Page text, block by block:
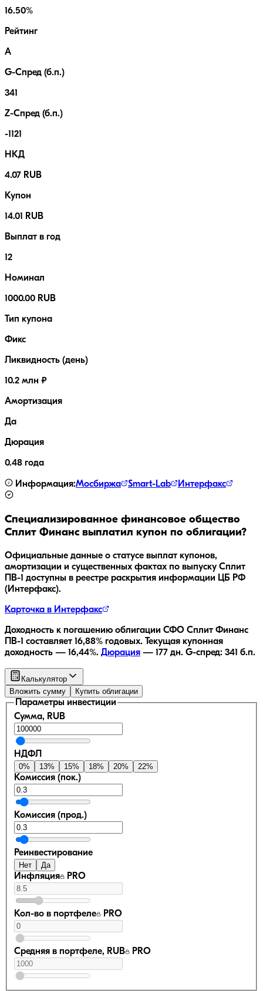
16.50%
Рейтинг
A
G-Спред (б.п.)
341
Z-Спред (б.п.)
-1121
НКД
4.07 RUB
Купон
14.01 RUB
Выплат в год
12
Номинал
1000.00 RUB
Тип купона
Фикс
Ликвидность (день)
10.2 млн ₽
Амортизация
Да
Дюрация
0.48 года
Информация:Мосбиржа Smart-Lab Интерфакс
Специализированное финансовое общество
Сплит Финанс выплатил купон по облигации?
Официальные данные о статусе выплат купонов,
амортизации и существенных фактах по выпуску Сплит
ПВ-1 доступны в реестре раскрытия информации ЦБ РФ
(Интерфакс).
Карточка в Интерфакс
Доходность к погашению облигации СФО Сплит Финанс
ПВ-1 составляет 16,88% годовых. Текущая купонная
доходность — 16,44%. Дюрация — 177 дн. G-спред: 341 б.п.
Калькулятор
Вложить сумму
Купить облигации
Параметры инвестиции
Сумма, RUB
НДФЛ
0% 13% 15% 18% 20% 22%
Комиссия (пок.)
Комиссия (прод.)
Реинвестирование
Нет Да
Инфляция PRO
Кол-во в портфеле PRO
Средняя в портфеле, RUB PRO